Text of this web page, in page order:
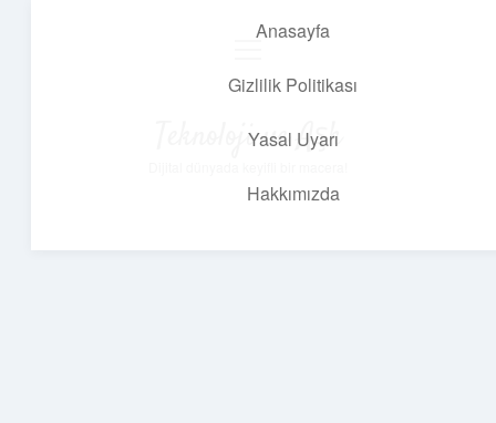
Anasayfa
Gizlilik Politikası
Yasal Uyarı
Hakkımızda
Teknoloji ve Aşk